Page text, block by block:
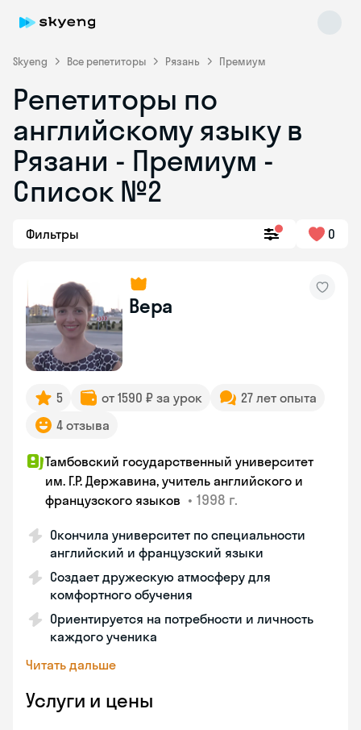
Skyeng Все репетиторы Рязань Премиум
Репетиторы по
английскому языку в
Рязани - Премиум -
Список №2
Фильтры 0
Вера
5 от 1590 ₽ за урок
27 лет опыта
4 отзыва
Тамбовский государственный университет
им. Г.Р. Державина, учитель английского и
французского языков • 1998 г.
Окончила университет по специальности
английский и французский языки
Создает дружескую атмосферу для
комфортного обучения
Ориентируется на потребности и личность
каждого ученика
Читать дальше
Услуги и цены